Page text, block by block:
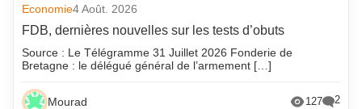
Economie4 Août. 2026
FDB, dernières nouvelles sur les tests d’obuts
Source : Le Télégramme 31 Juillet 2026 Fonderie de
Bretagne : le délégué général de l’armement […]
Mourad 127 2